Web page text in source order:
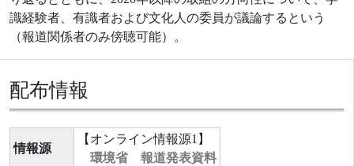
識経験者、有識者および文化人の委員が議論するという
（報道関係者のみ傍聴可能）。
配布情報
情報源
【オンライン情報源1】
環境省 報道発表資料